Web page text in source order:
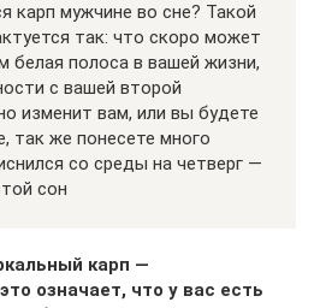
карп мужчине во сне? Такой
так: что скоро может
белая полоса в вашей жизни,
с вашей второй
изменит вам, или вы будете
так же понесете много
со среды на четверг —
сон
карп —
означает, что у вас есть